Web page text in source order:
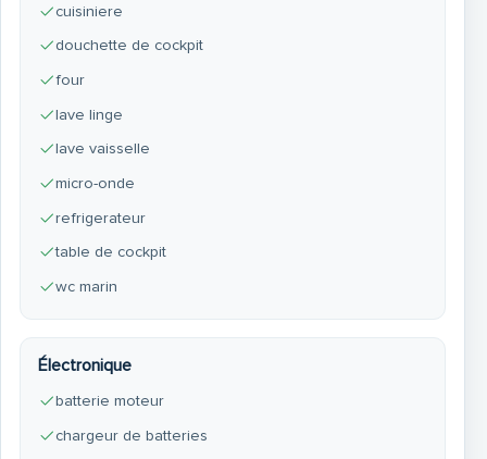
cuisiniere
douchette de cockpit
four
lave linge
lave vaisselle
micro-onde
refrigerateur
table de cockpit
wc marin
Électronique
batterie moteur
chargeur de batteries